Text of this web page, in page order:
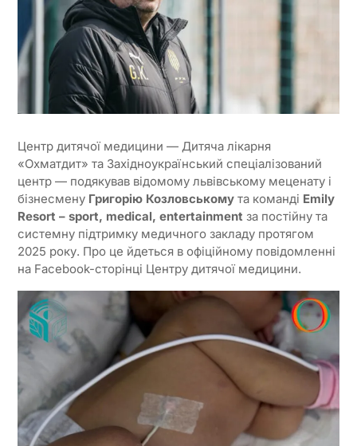
Центр дитячої медицини — Дитяча лікарня
«Охматдит» та Західноукраїнський спеціалізований
центр — подякував відомому львівському меценату і
бізнесмену ГригоріюКозловськомута команді Emily
Resort – sport, medical, entertainment за постійну та
системну підтримку медичного закладу протягом
2025 року. Про це йдеться в офіційному повідомленні
на Facebook-сторінці Центру дитячої медицини.